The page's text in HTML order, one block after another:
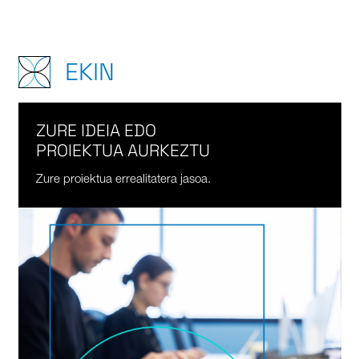
EKIN
ZURE IDEIA EDO
PROIEKTUA AURKEZTU
Zure proiektua errealitatera jasoa.